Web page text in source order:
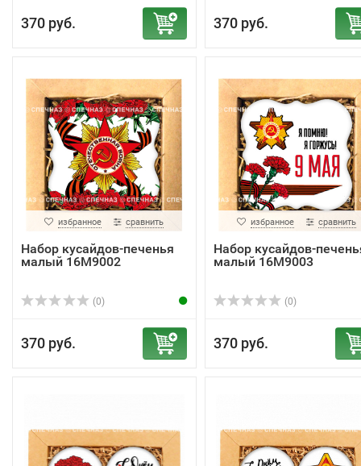
370 руб. 370 руб.
избранное сравнить
Набор кусайдов-печенья
малый 16М9002
(0)
370 руб.
избранное сравнить
Набор кусайдов-
малый 16М9003
(0)
370 руб.